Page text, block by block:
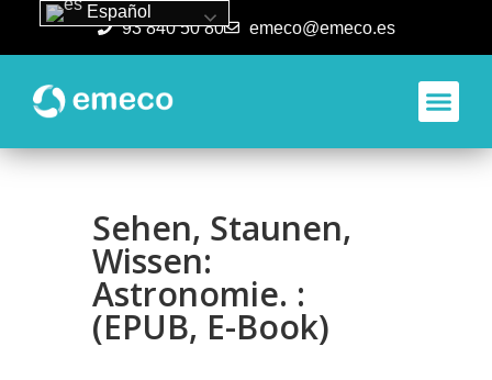
93 840 50 80 emeco@emeco.es
Sehen, Staunen,
Wissen:
Astronomie. :
(EPUB, E-Book)
Español